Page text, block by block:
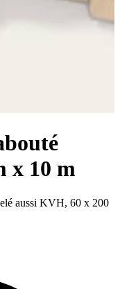
x 10 m
aussi KVH, 60 x 200